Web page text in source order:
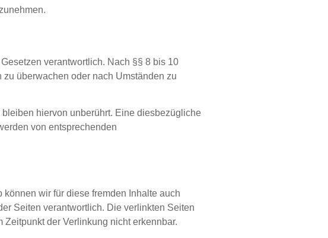
verantwortlich. Nach §§ 8 bis 10
überwachen oder nach Umständen zu
hiervon unberührt. Eine diesbezügliche
von entsprechenden
wir für diese fremden Inhalte auch
Seiten verantwortlich. Die verlinkten Seiten
der Verlinkung nicht erkennbar.